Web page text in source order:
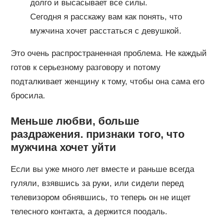
долго и высасывает все силы.
Сегодня я расскажу вам как понять, что
мужчина хочет расстаться с девушкой.
Это очень распространенная проблема. Не каждый
готов к серьезному разговору и потому
подталкивает женщину к тому, чтобы она сама его
бросила.
Меньше любви, больше
раздражения. признаки того, что
мужчина хочет уйти
Если вы уже много лет вместе и раньше всегда
гуляли, взявшись за руки, или сидели перед
телевизором обнявшись, то теперь он не ищет
телесного контакта, а держится поодаль.